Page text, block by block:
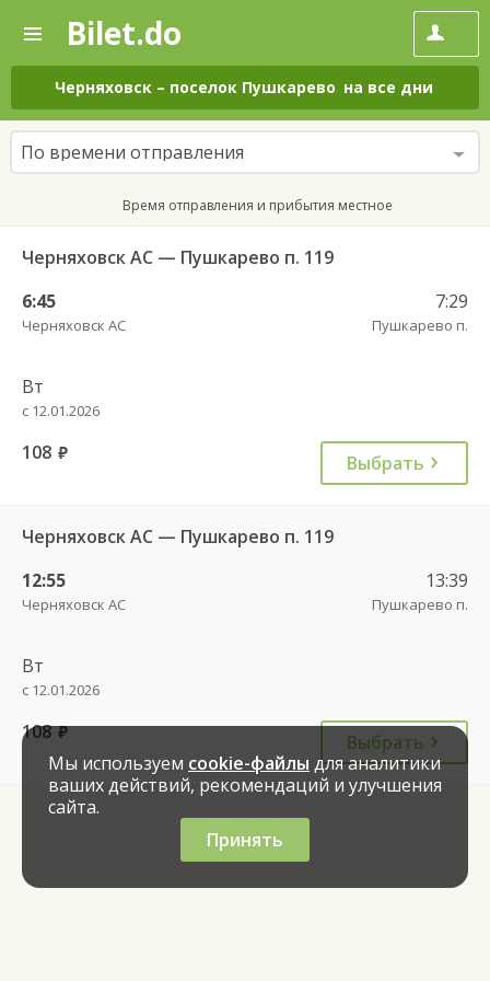
—
Поиск
и
покупка
билетов
на
автобус
онлайн
Bilet.do
Черняховск – поселок Пушкарево на все дни
По времени отправления
Время отправления и прибытия местное
Черняховск АС — Пушкарево п. 119
6:45
Черняховск АС
7:29
Пушкарево п.
Вт
с 12.01.2026
108 руб. Выбрать
Черняховск АС — Пушкарево п. 119
12:55
Черняховск АС
13:39
Пушкарево п.
Вт
с 12.01.2026
108 руб.
Выбрать
Мы используем cookie-файлы для аналитики
ваших действий, рекомендаций и улучшения
сайта.
Принять